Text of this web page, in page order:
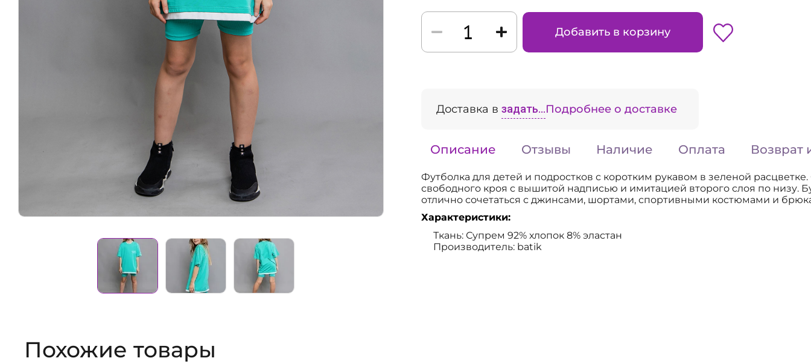
Добавить в корзину
Доставка в задать...Подробнее о доставке
Описание Отзывы Наличие Оплата Возврат
Футболка для детей и подростков с коротким рукавом в зеленой
свободного кроя с вышитой надписью и имитацией второго слоя по низу.
отлично сочетаться с джинсами, шортами, спортивными костюмами и
Характеристики:
Ткань: Супрем 92% хлопок 8% эластан
Производитель: batik
Похожие товары